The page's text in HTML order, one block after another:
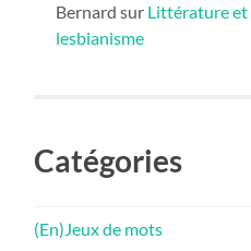
Bernard sur Littérature
lesbianisme
Catégories
(En)Jeux de mots